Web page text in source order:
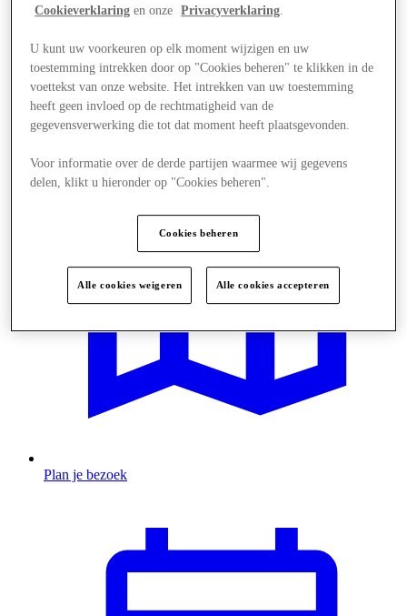
Aanbiedingen
Plan je bezoek
Cookieverklaring en onze Privacyverklaring.
U kunt uw voorkeuren op elk moment wijzigen en uw
toestemming intrekken door op "Cookies beheren" te klikken in de
voettekst van onze website. Het intrekken van uw toestemming
heeft geen invloed op de rechtmatigheid van de
gegevensverwerking die tot dat moment heeft plaatsgevonden.
Voor informatie over de derde partijen waarmee wij gegevens
delen, klikt u hieronder op "Cookies beheren".
Cookies beheren
Alle cookies weigeren Alle cookies accepteren